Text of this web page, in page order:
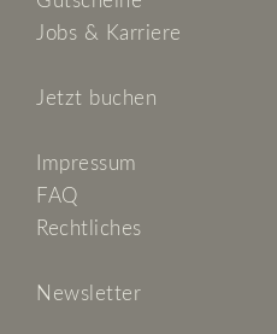
Jobs & Karriere
Jetzt buchen
Impressum
FAQ
Rechtliches
Newsletter